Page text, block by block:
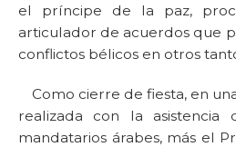
el príncipe de la paz,
articulador de acuerdos que
conflictos bélicos en otros
Como cierre de fiesta, en
realizada con la
mandatarios árabes, más el